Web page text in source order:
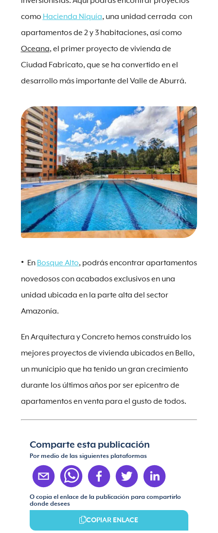
como Hacienda Niquía, una unidad cerrada con
apartamentos de 2 y 3 habitaciones, así como
Oceana, el primer proyecto de vivienda de
Ciudad Fabricato, que se ha convertido en el
desarrollo más importante del Valle de Aburrá.
En Bosque Alto, podrás encontrar apartamentos
novedosos con acabados exclusivos en una
unidad ubicada en la parte alta del sector
Amazonía.
En Arquitectura y Concreto hemos construido los
mejores proyectos de vivienda ubicados en Bello,
un municipio que ha tenido un gran crecimiento
durante los últimos años por ser epicentro de
apartamentos en venta para el gusto de todos.
Comparte esta publicación
Por medio de las siguientes plataformas
O copia el enlace de la publicación para compartirlo
donde desees
COPIAR ENLACE